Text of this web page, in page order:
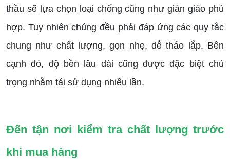
thầu sẽ lựa chọn loại chống cũng như giàn giáo phù
hợp. Tuy nhiên chúng đều phải đáp ứng các quy tắc
chung như chất lượng, gọn nhẹ, dễ tháo lắp. Bên
cạnh đó, độ bền lâu dài cũng được đặc biệt chú
trọng nhằm tái sử dụng nhiều lần.
Đến tận nơi kiểm tra chất lượng trước
khi mua hàng